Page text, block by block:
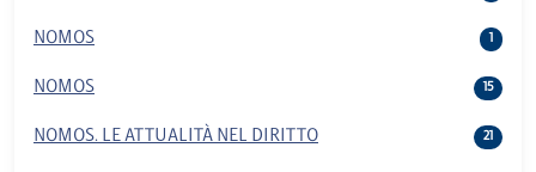
NOMOS 1
NOMOS 15
NOMOS. LE ATTUALITÀ NEL DIRITTO 21